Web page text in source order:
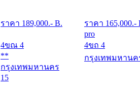
ราคา 189,000.- B. ราคา 165,000.-
4ขณ 4
**
กรุงเทพมหานคร
15
pro
4ขถ 4
กรุงเทพมหานค